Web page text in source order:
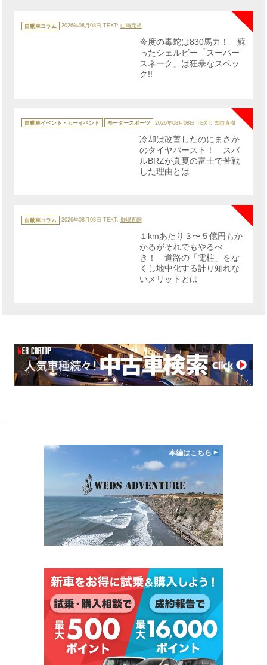
テ
ゴ
自動車コラム 2026年08月08日 TEXT: 山崎元裕
今度の毒蛇は830馬力！ 蘇
ったシェルビー「スーパー
スネーク」は狂暴なスペッ
ク!!
テ
ゴ
自動車イベント・カーイベント モータースポーツ 2026年08月08日 TEXT: 雪岡直樹
冷却は改善したのにまさか
のタイヤバースト！ スバ
ルBRZが真夏の富士で苦戦
した理由とは
テ
ゴ
自動車コラム 2026年08月08日 TEXT: 御堀直嗣
１kmあたり３〜５億円もか
かるがそれでもやるべ
き！ 道路の「電柱」をな
くし地中化する計り知れな
いメリットとは
本編はこちら